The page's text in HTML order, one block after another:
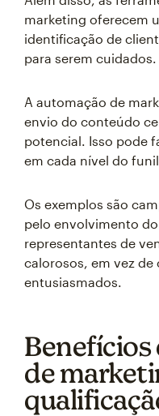
marketing oferecem
identificação de
para serem cuidados.
A automação de
envio do conteúdo
potencial. Isso pode
em cada nível do
Os exemplos são
pelo envolvimento
representantes de
calorosos, em vez
entusiasmados.
Benefícios
de